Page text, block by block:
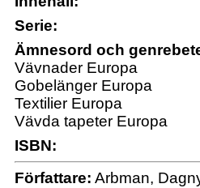
Serie:
Ämnesord och
Vävnader Europa
Gobelänger Europa
Textilier Europa
Vävda tapeter Europa
ISBN:
Författare: Arbman,